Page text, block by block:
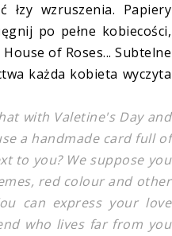
łzy wzruszenia. Papiery
po pełne kobiecości,
of Roses... Subtelne
każda kobieta wyczyta
with Valetine's Day and
a handmade card full of
to you? We suppose you
red colour and other
can express your love
who lives far from you